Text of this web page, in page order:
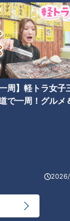
周】軽トラ女子
で一周！グルメ